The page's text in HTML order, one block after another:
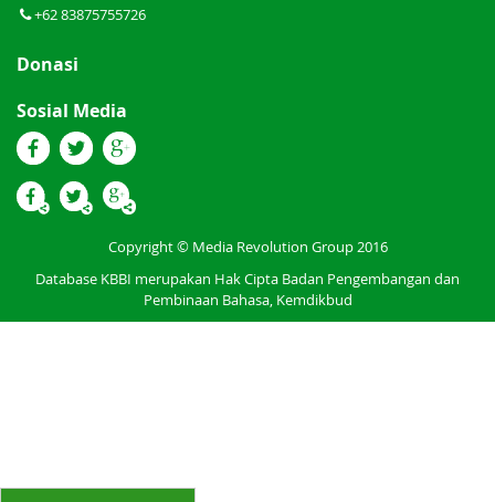
+62 83875755726
Donasi
Sosial Media
Copyright © Media Revolution Group 2016
Database KBBI merupakan Hak Cipta Badan Pengembangan dan
Pembinaan Bahasa, Kemdikbud